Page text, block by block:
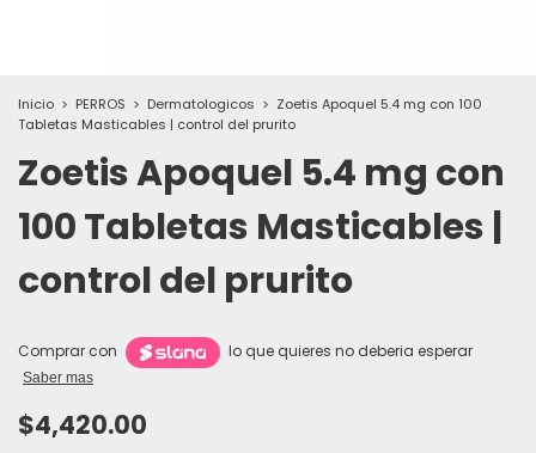
Inicio > PERROS > Dermatologicos > Zoetis Apoquel 5.4 mg con 100
Tabletas Masticables | control del prurito
Zoetis Apoquel 5.4 mg con
100 Tabletas Masticables |
control del prurito
Comprar con lo que quieres no deberia esperar
Saber mas
$4,420.00